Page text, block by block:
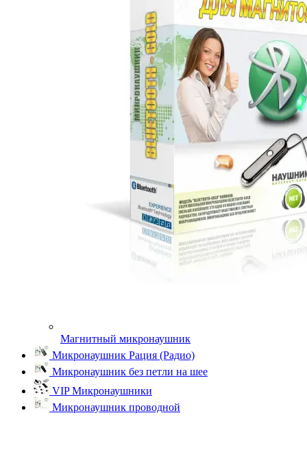
Магнитный микронаушник
Микронаушник Рация (Радио)
Микронаушник без петли на шее
VIP Микронаушники
Микронаушник проводной